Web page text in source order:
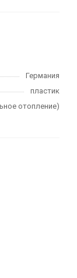
Германия
пластик
отопление)